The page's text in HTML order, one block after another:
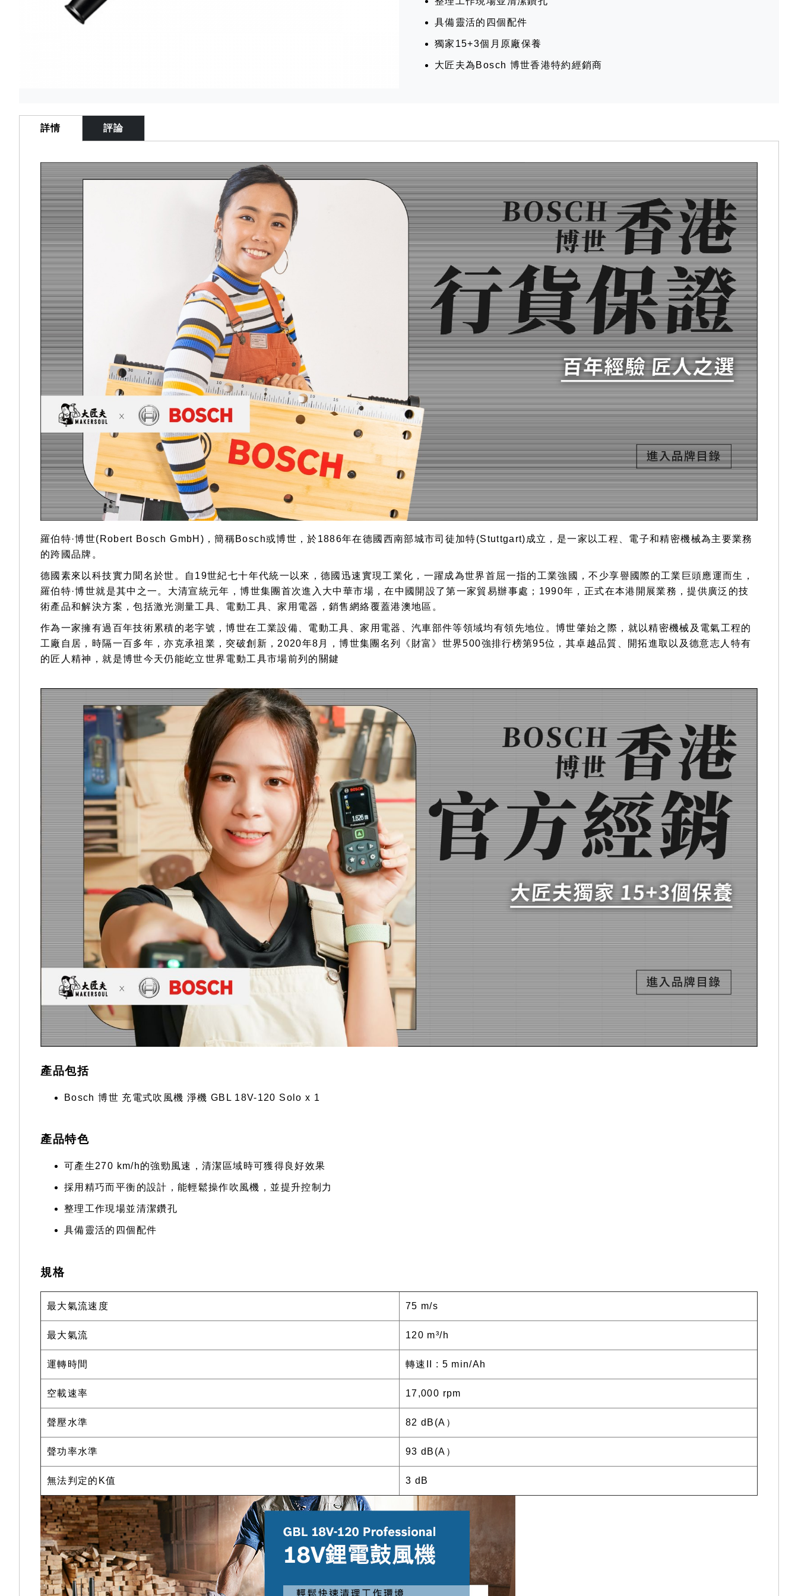
具備靈活的四個配件
獨家15+3個月原廠保養
大匠夫為Bosch 博世香港特約經銷商
images
gallery
詳情
羅伯特·博世(Robert Bosch GmbH)，簡稱Bosch或博世，於1886年在德國西南部城市司徒加特(Stuttgart)成立，是一家以工程、電子和精密機械為主要業務
的跨國品牌。
德國素來以科技實力聞名於世。自19世紀七十年代統一以來，德國迅速實現工業化，一躍成為世界首屈一指的工業強國，不少享譽國際的工業巨頭應運而生，
羅伯特·博世就是其中之一。大清宣統元年，博世集團首次進入大中華市場，在中國開設了第一家貿易辦事處；1990年，正式在本港開展業務，提供廣泛的技
術產品和解決方案，包括激光測量工具、電動工具、家用電器，銷售網絡覆蓋港澳地區。
作為一家擁有過百年技術累積的老字號，博世在工業設備、電動工具、家用電器、汽車部件等領域均有領先地位。博世肇始之際，就以精密機械及電氣工程的
工廠自居，時隔一百多年，亦克承祖業，突破創新，2020年8月，博世集團名列《財富》世界500強排行榜第95位，其卓越品質、開拓進取以及德意志人特有
的匠人精神，就是博世今天仍能屹立世界電動工具市場前列的關鍵
產品包括
Bosch 博世 充電式吹風機 淨機 GBL 18V-120 Solo x 1
產品特色
可產生270 km/h的強勁風速，清潔區域時可獲得良好效果
採用精巧而平衡的設計，能輕鬆操作吹風機，並提升控制力
整理工作現場並清潔鑽孔
具備靈活的四個配件
規格
最大氣流速度 75 m/s
最大氣流 120 m³/h
運轉時間 轉速II : 5 min/Ah
空載速率 17,000 rpm
聲壓水準 82 dB(A）
聲功率水準 93 dB(A）
無法判定的K值 3 dB
評論